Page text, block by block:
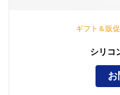
ギフト＆販
シリコ
お